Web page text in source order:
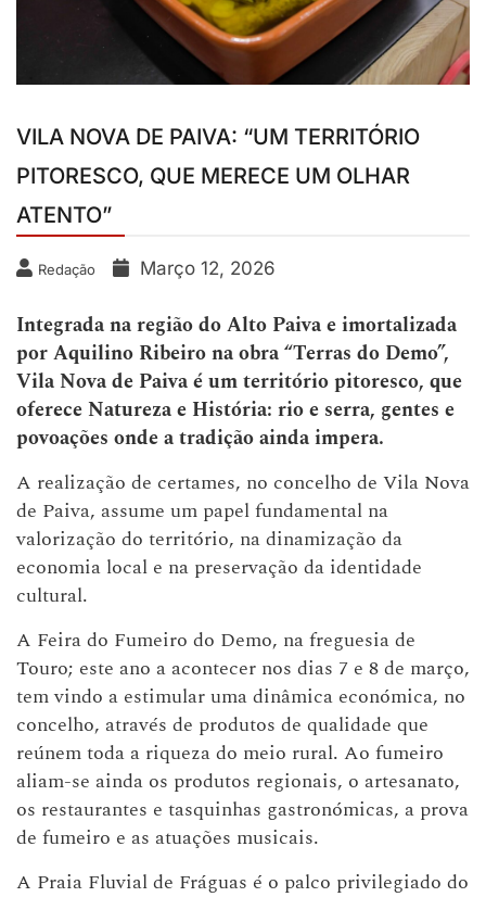
VILA NOVA DE PAIVA: “UM TERRITÓRIO
PITORESCO, QUE MERECE UM OLHAR
ATENTO”
Redação Março 12, 2026
Integrada na região do Alto Paiva e imortalizada
por Aquilino Ribeiro na obra “Terras do Demo”,
Vila Nova de Paiva é um território pitoresco, que
oferece Natureza e História: rio e serra, gentes e
povoações onde a tradição ainda impera.
A realização de certames, no concelho de Vila Nova
de Paiva, assume um papel fundamental na
valorização do território, na dinamização da
economia local e na preservação da identidade
cultural.
A Feira do Fumeiro do Demo, na freguesia de
Touro; este ano a acontecer nos dias 7 e 8 de março,
tem vindo a estimular uma dinâmica económica, no
concelho, através de produtos de qualidade que
reúnem toda a riqueza do meio rural. Ao fumeiro
aliam-se ainda os produtos regionais, o artesanato,
os restaurantes e tasquinhas gastronómicas, a prova
de fumeiro e as atuações musicais.
A Praia Fluvial de Fráguas é o palco privilegiado do